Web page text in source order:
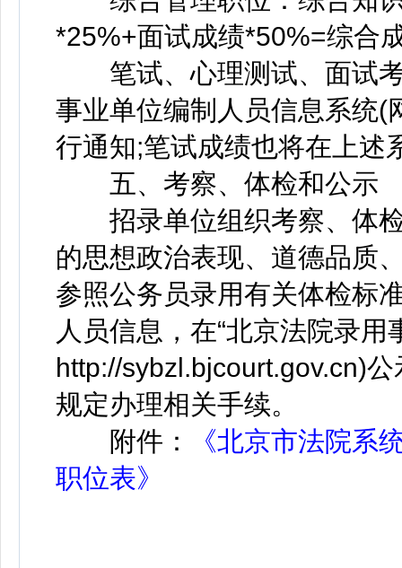
*25%+面试成绩*50%=综合
笔试、心理测试、面试考
事业单位编制人员信息系统(
行通知;笔试成绩也将在上述
五、考察、体检和公示
招录单位组织考察、体检
的思想政治表现、道德品质
参照公务员录用有关体检标
人员信息，在“北京法院录
http://sybzl.bjcourt.gov.cn)
规定办理相关手续。
附件：
《北京市法院系
职位表》